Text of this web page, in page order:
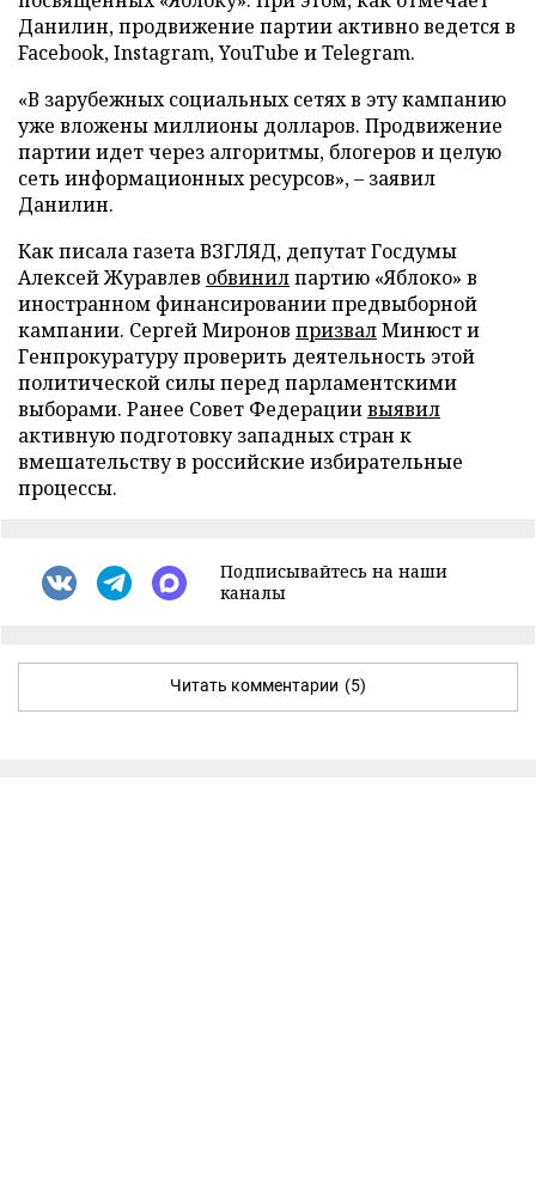
Данилин, продвижение партии активно ведется в
Facebook, Instagram, YouTube и Telegram.
«В зарубежных социальных сетях в эту кампанию
уже вложены миллионы долларов. Продвижение
партии идет через алгоритмы, блогеров и целую
сеть информационных ресурсов», – заявил
Данилин.
Как писала газета ВЗГЛЯД, депутат Госдумы
Алексей Журавлев обвинилпартию «Яблоко» в
иностранном финансировании предвыборной
кампании. Сергей Миронов призвалМинюст и
Генпрокуратуру проверить деятельность этой
политической силы перед парламентскими
выборами. Ранее Совет Федерациивыявил
активную подготовку западных стран к
вмешательству в российские избирательные
процессы.
Подписывайтесь на наши
каналы
Читать комментарии (5)